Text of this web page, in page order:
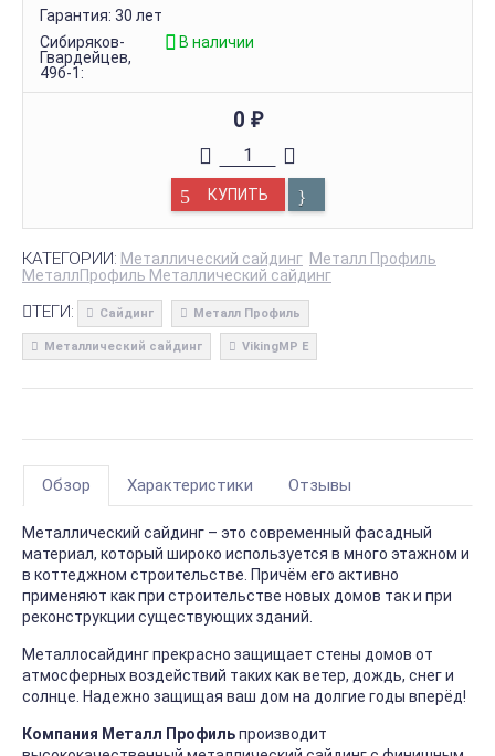
Гарантия: 30 лет
Сибиряков-
Гвардейцев,
49б-1:
В наличии
0 ₽
КУПИТЬ
КАТЕГОРИИ: Металлический сайдинг Металл Профиль
МеталлПрофиль Металлический сайдинг
ТЕГИ: Сайдинг Металл Профиль
Металлический сайдинг VikingMP E
Обзор Характеристики Отзывы
Металлический сайдинг – это современный фасадный
материал, который широко используется в много этажном и
в коттеджном строительстве. Причём его активно
применяют как при строительстве новых домов так и при
реконструкции существующих зданий.
Металлосайдинг прекрасно защищает стены домов от
атмосферных воздействий таких как ветер, дождь, снег и
солнце. Надежно защищая ваш дом на долгие годы вперёд!
Компания Металл Профильпроизводит